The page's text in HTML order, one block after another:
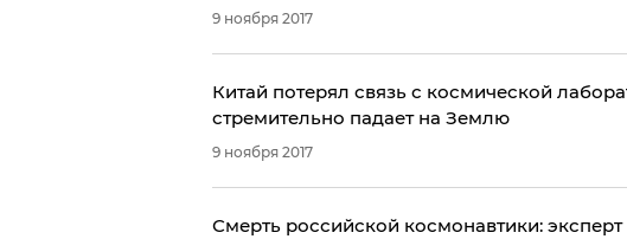
9 ноября 2017
Китай потерял связь с космической
стремительно падает на Землю
9 ноября 2017
Смерть российской космонавтики: